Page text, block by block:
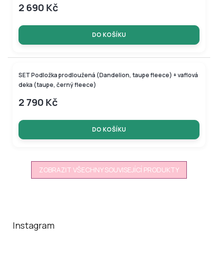
2 690 Kč
DO KOŠÍKU
SET Podložka prodloužená (Dandelion, taupe fleece) + vaflová
deka (taupe, černý fleece)
2 790 Kč
DO KOŠÍKU
ZOBRAZIT VŠECHNY SOUVISEJÍCÍ PRODUKTY
Instagram